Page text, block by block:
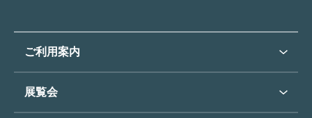
ご利用案内
ご利用案内トップ
展覧会